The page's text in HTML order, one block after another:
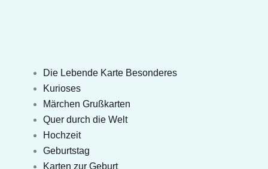
Die Lebende Karte Besonderes
Kurioses
Märchen Grußkarten
Quer durch die Welt
Hochzeit
Geburtstag
Karten zur Geburt